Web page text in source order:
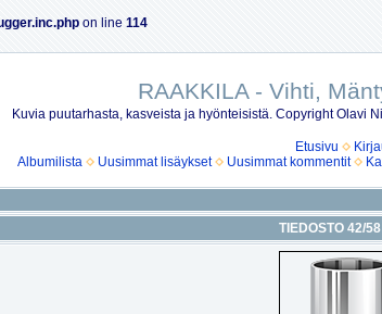
on line 114
RAAKKILA - Vihti,
Kuvia puutarhasta, kasveista ja hyönteisistä. Copyright Olavi
Etusivu
Albumilista
Uusimmat lisäykset Uusimmat kommentit
TIEDOSTO 42/58